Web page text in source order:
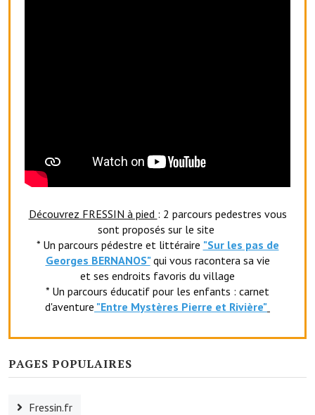
Le club de l'amitié
L'association Avotra-France
Le foyer de la Planquette
L'association des anciens combattants
L'US Crequy Fressin
La société de chasse
Découvrez FRESSIN à pied : 2 parcours pedestres vous
sont proposés sur le site
* Un parcours pédestre et littéraire "Sur les pas de
Georges BERNANOS" qui vous racontera sa vie
et ses endroits favoris du village
* Un parcours éducatif pour les enfants : carnet
d'aventure "Entre Mystères Pierre et Rivière"
PAGES POPULAIRES
Fressin.fr